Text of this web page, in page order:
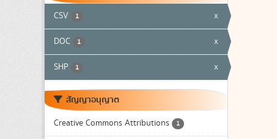
CSV 1 x
DOC 1 x
SHP 1 x
สัญญาอนุญาต
Creative Commons Attributions 1